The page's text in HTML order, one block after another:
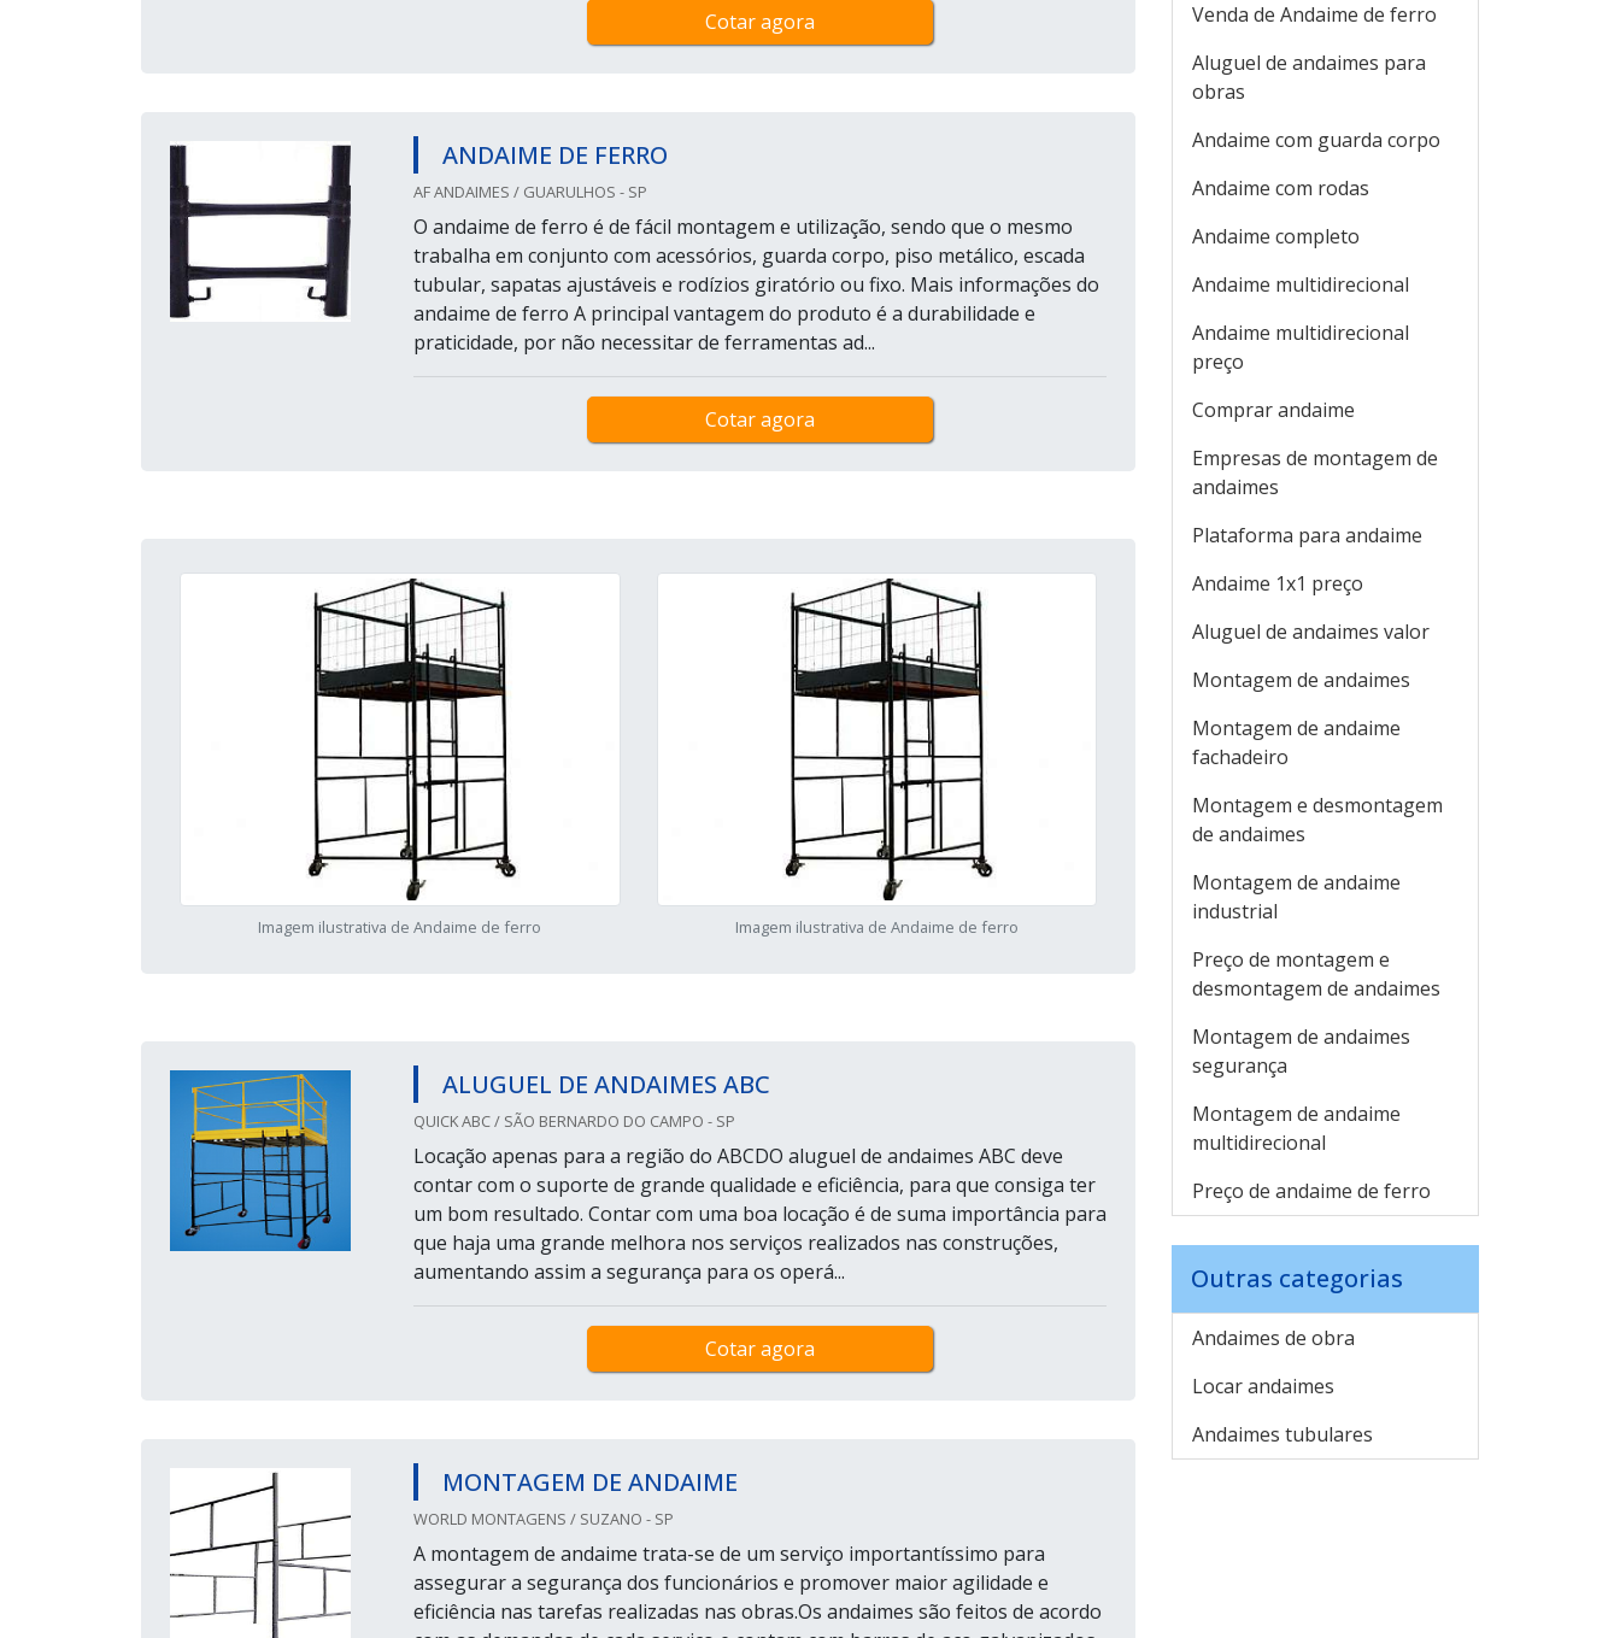
Cotar agora
ANDAIME DE FERRO
AF ANDAIMES / GUARULHOS - SP
O andaime de ferro é de fácil montagem e utilização, sendo que o mesmo
trabalha em conjunto com acessórios, guarda corpo, piso metálico, escada
tubular, sapatas ajustáveis e rodízios giratório ou fixo. Mais informações do
andaime de ferro A principal vantagem do produto é a durabilidade e
praticidade, por não necessitar de ferramentas ad...
Cotar agora
Imagem ilustrativa de Andaime de ferro Imagem ilustrativa de Andaime de ferro
ALUGUEL DE ANDAIMES ABC
QUICK ABC / SÃO BERNARDO DO CAMPO - SP
Locação apenas para a região do ABCDO aluguel de andaimes ABC deve
contar com o suporte de grande qualidade e eficiência, para que consiga ter
um bom resultado. Contar com uma boa locação é de suma importância para
que haja uma grande melhora nos serviços realizados nas construções,
aumentando assim a segurança para os operá...
Cotar agora
MONTAGEM DE ANDAIME
WORLD MONTAGENS / SUZANO - SP
A montagem de andaime trata-se de um serviço importantíssimo para
assegurar a segurança dos funcionários e promover maior agilidade e
eficiência nas tarefas realizadas nas obras.Os andaimes são feitos de acordo
Venda de Andaime de ferro
Aluguel de andaimes para
obras
Andaime com guarda corpo
Andaime com rodas
Andaime completo
Andaime multidirecional
Andaime multidirecional
preço
Comprar andaime
Empresas de montagem de
andaimes
Plataforma para andaime
Andaime 1x1 preço
Aluguel de andaimes valor
Montagem de andaimes
Montagem de andaime
fachadeiro
Montagem e desmontagem
de andaimes
Montagem de andaime
industrial
Preço de montagem e
desmontagem de andaimes
Montagem de andaimes
segurança
Montagem de andaime
multidirecional
Preço de andaime de ferro
Outras categorias
Andaimes de obra
Locar andaimes
Andaimes tubulares